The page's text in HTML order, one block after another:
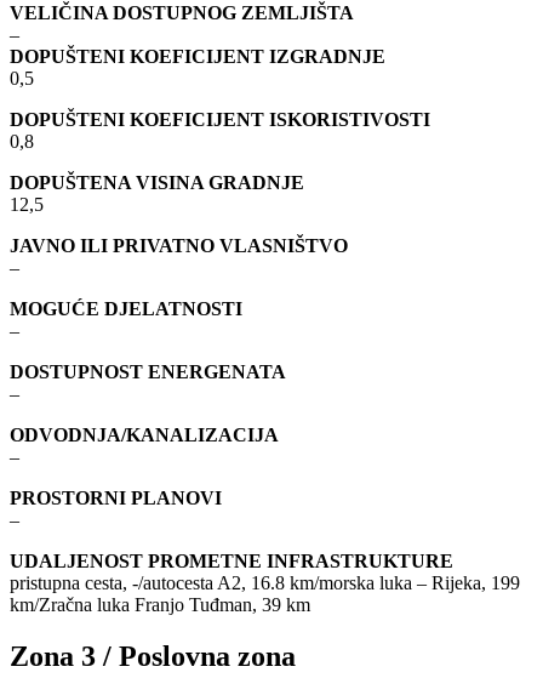
VELIČINA DOSTUPNOG ZEMLJIŠTA
–
DOPUŠTENI KOEFICIJENT IZGRADNJE
0,5
DOPUŠTENI KOEFICIJENT ISKORISTIVOSTI
0,8
DOPUŠTENA VISINA GRADNJE
12,5
JAVNO ILI PRIVATNO VLASNIŠTVO
–
MOGUĆE DJELATNOSTI
–
DOSTUPNOST ENERGENATA
–
ODVODNJA/KANALIZACIJA
–
PROSTORNI PLANOVI
–
UDALJENOST PROMETNE INFRASTRUKTURE
pristupna cesta, -/autocesta A2, 16.8 km/morska luka – Rijeka, 199
km/Zračna luka Franjo Tuđman, 39 km
Zona 3 / Poslovna zona